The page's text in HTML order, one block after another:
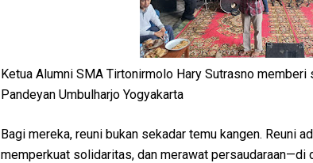
Ketua Alumni SMA Tirtonirmolo Hary Sutrasno
Pandeyan Umbulharjo Yogyakarta
Bagi mereka, reuni bukan sekadar temu kangen. Reuni
memperkuat solidaritas, dan merawat persaudaraan—di